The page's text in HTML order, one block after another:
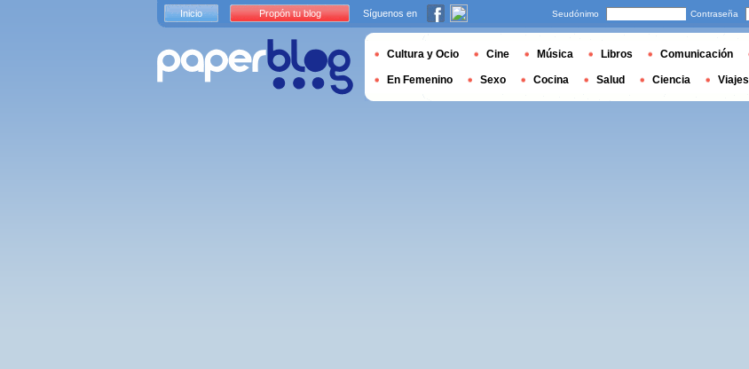
Inicio Propón tu blog Síguenos en Seudónimo Contraseña
Cultura y Ocio Cine Música Libros Comunicación
En Femenino Sexo Cocina Salud Ciencia Viajes